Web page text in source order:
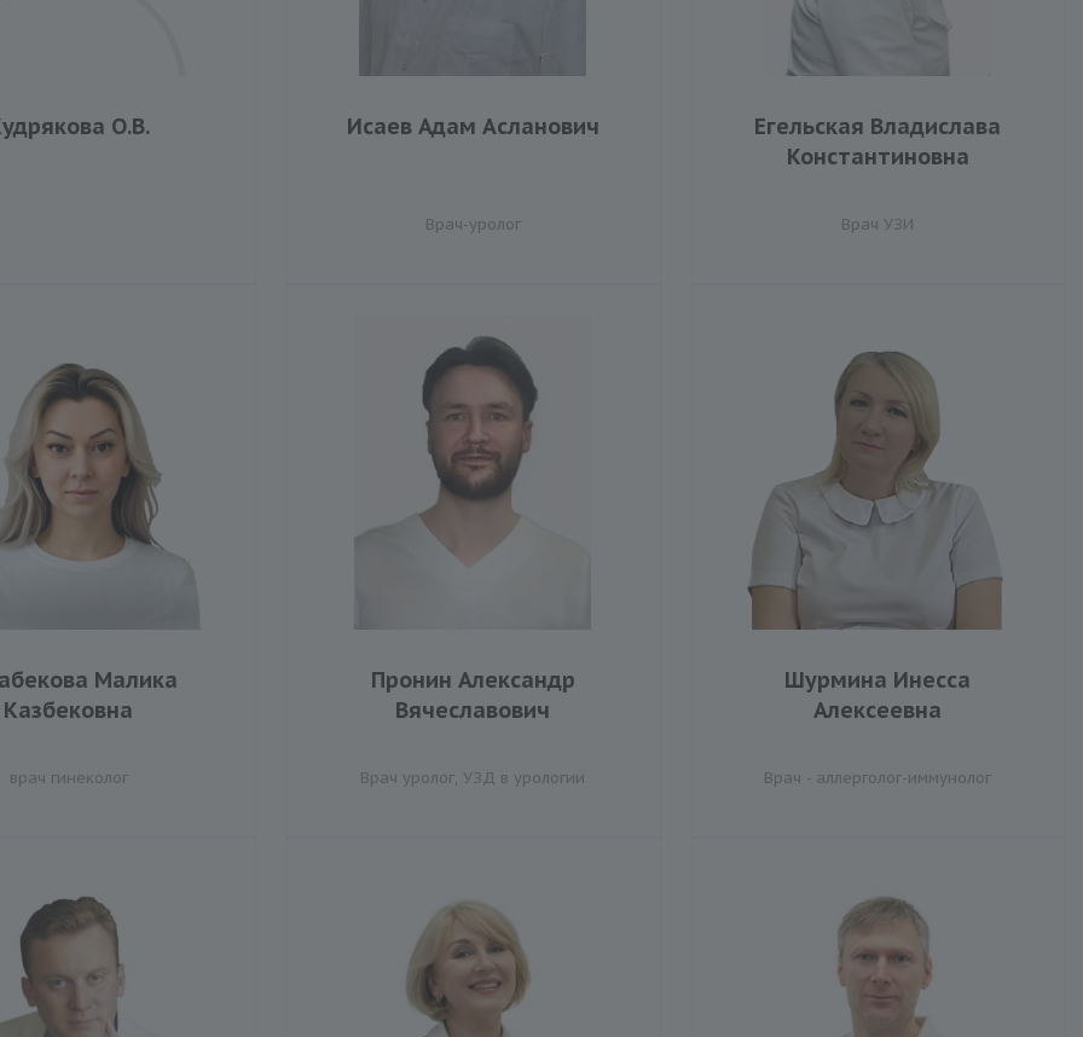
О.В. Исаев Адам Асланович
Врач-уролог
Егельская Владислава
Константиновна
Врач УЗИ
Малика
Казбековна
врач гинеколог
Пронин Александр
Вячеславович
Врач уролог, УЗД в урологии
Шурмина Инесса
Алексеевна
Врач - аллерголог-иммунолог